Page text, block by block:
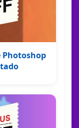
Photoshop